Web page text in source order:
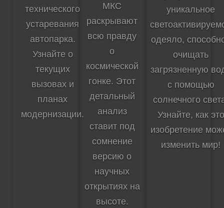
технического
устаревания
автопарка.
Узнайте о
текущих
вызовах и
планах
модернизации.
МКС
раскрывают
всю правду
о
космической
гонке. Этот
детальный
анализ
ставит под
сомнение
версию о
научных
открытиях на
высоте.
уникальное
одеяло,
очищать
загрязненную
с помощью
солнечного
Узнайте, как это
изобретение
изменить мир!